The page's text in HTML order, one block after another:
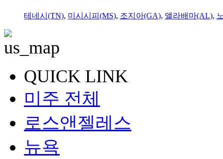
테네시(TN), 미시시피(MS), 조지아(GA), 앨라배마(AL),
QUICK LINK
미주 전체
로스앤젤레스
뉴욕